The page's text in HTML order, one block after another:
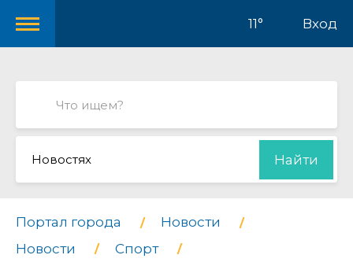
11° Вход
Новостях Найти
Портал города
Новости
Новости
Спорт